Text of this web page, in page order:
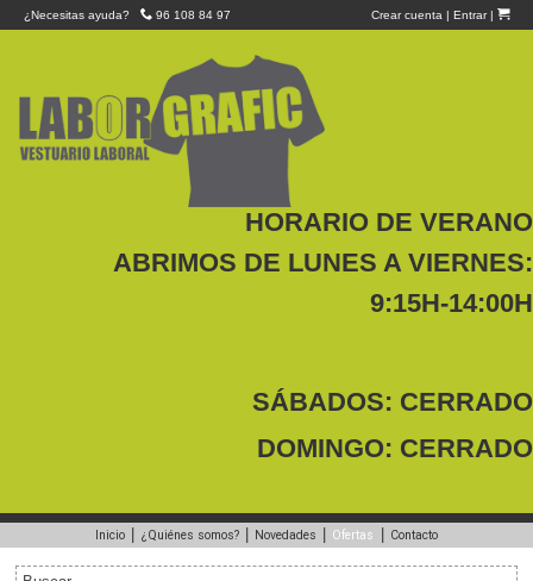
¿Necesitas ayuda? 96 108 84 97 Crear cuenta | Entrar|
HORARIO DE VERANO
ABRIMOS DE LUNES A VIERNES:
9:15H-14:00H
SÁBADOS: CERRADO
DOMINGO: CERRADO
Inicio ¿Quiénes somos? Novedades Ofertas Contacto